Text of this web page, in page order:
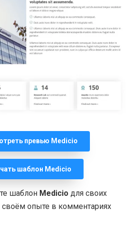
превью Medicio
шаблон Medicio
шаблон Medicio для своих
своём опыте в комментариях